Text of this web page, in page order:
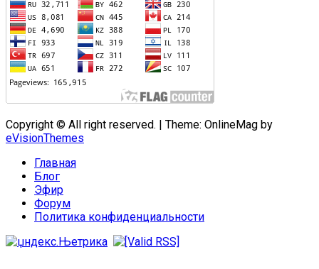
Copyright © All right reserved. | Theme: OnlineMag by
eVisionThemes
Главная
Блог
Эфир
Форум
Политика конфиденциальности